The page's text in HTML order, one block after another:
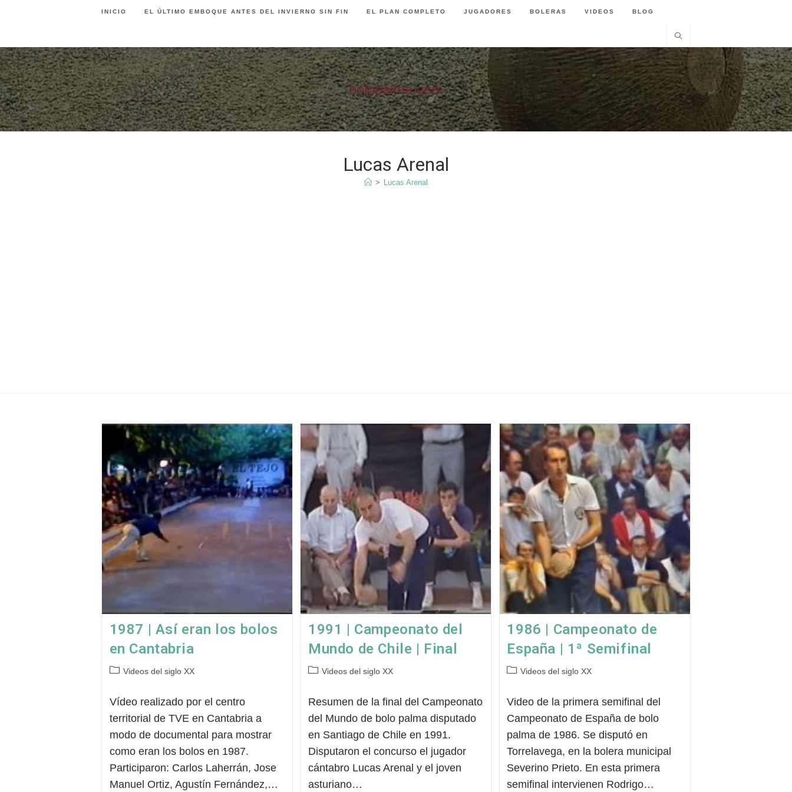
INICIO EL ÚLTIMO EMBOQUE ANTES DEL INVIERNO SIN FIN EL PLAN COMPLETO JUGADORES BOLERAS VIDEOS BLOG
bolopalma.com
Lucas Arenal
> Lucas Arenal
1987 | Así eran los bolos
en Cantabria
Categoría
entrada:
Videos del siglo XX
Vídeo realizado por el centro
territorial de TVE en Cantabria a
modo de documental para mostrar
como eran los bolos en 1987.
Participaron: Carlos Laherrán, Jose
Manuel Ortiz, Agustín Fernández,…
1991 | Campeonato del
Mundo de Chile | Final
Categoría
entrada:
Videos del siglo XX
Resumen de la final del Campeonato
del Mundo de bolo palma disputado
en Santiago de Chile en 1991.
Disputaron el concurso el jugador
cántabro Lucas Arenal y el joven
asturiano…
1986 | Campeonato de
España | 1ª Semifinal
Categoría
entrada:
Videos del siglo XX
Video de la primera semifinal del
Campeonato de España de bolo
palma de 1986. Se disputó en
Torrelavega, en la bolera municipal
Severino Prieto. En esta primera
semifinal intervienen Rodrigo…